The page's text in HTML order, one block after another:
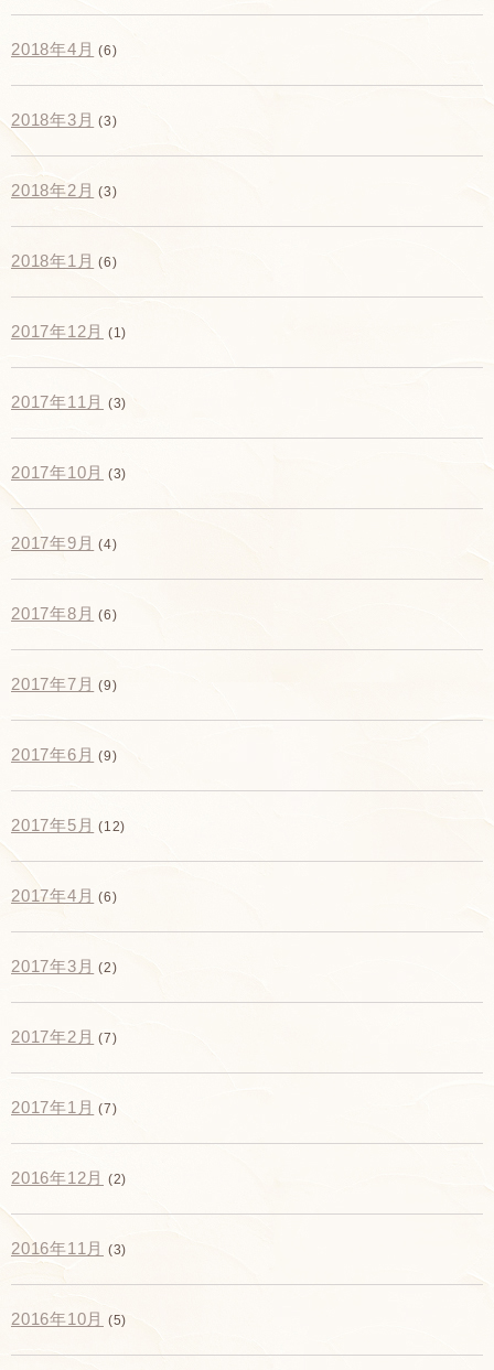
2018年4月 (6)
2018年3月 (3)
2018年2月 (3)
2018年1月 (6)
2017年12月 (1)
2017年11月 (3)
2017年10月 (3)
2017年9月 (4)
2017年8月 (6)
2017年7月 (9)
2017年6月 (9)
2017年5月 (12)
2017年4月 (6)
2017年3月 (2)
2017年2月 (7)
2017年1月 (7)
2016年12月 (2)
2016年11月 (3)
2016年10月 (5)